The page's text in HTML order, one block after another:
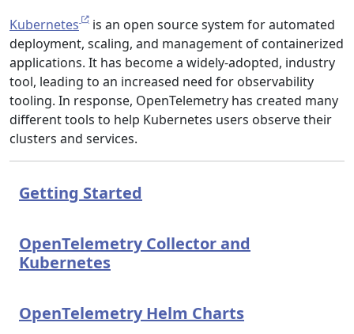
Kubernetes
is an open source system for automated
deployment, scaling, and management of containerized
applications. It has become a widely-adopted, industry
tool, leading to an increased need for observability
tooling. In response, OpenTelemetry has created many
different tools to help Kubernetes users observe their
clusters and services.
Getting Started
OpenTelemetry Collector and
Kubernetes
OpenTelemetry Helm Charts